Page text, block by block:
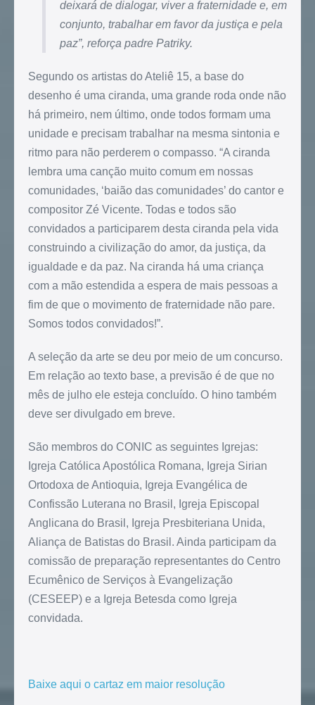
deixará de dialogar, viver a fraternidade e, em
conjunto, trabalhar em favor da justiça e pela
paz”, reforça padre Patriky.
Segundo os artistas do Ateliê 15, a base do
desenho é uma ciranda, uma grande roda onde não
há primeiro, nem último, onde todos formam uma
unidade e precisam trabalhar na mesma sintonia e
ritmo para não perderem o compasso. “A ciranda
lembra uma canção muito comum em nossas
comunidades, ‘baião das comunidades’ do cantor e
compositor Zé Vicente. Todas e todos são
convidados a participarem desta ciranda pela vida
construindo a civilização do amor, da justiça, da
igualdade e da paz. Na ciranda há uma criança
com a mão estendida a espera de mais pessoas a
fim de que o movimento de fraternidade não pare.
Somos todos convidados!”.
A seleção da arte se deu por meio de um concurso.
Em relação ao texto base, a previsão é de que no
mês de julho ele esteja concluído. O hino também
deve ser divulgado em breve.
São membros do CONIC as seguintes Igrejas:
Igreja Católica Apostólica Romana, Igreja Sirian
Ortodoxa de Antioquia, Igreja Evangélica de
Confissão Luterana no Brasil, Igreja Episcopal
Anglicana do Brasil, Igreja Presbiteriana Unida,
Aliança de Batistas do Brasil. Ainda participam da
comissão de preparação representantes do Centro
Ecumênico de Serviços à Evangelização
(CESEEP) e a Igreja Betesda como Igreja
convidada.
Baixe aqui o cartaz em maior resolução